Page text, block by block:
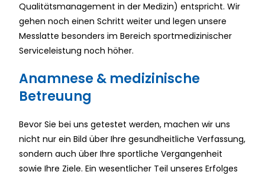
Qualitätsmanagement in der Medizin) entspricht. Wir
gehen noch einen Schritt weiter und legen unsere
Messlatte besonders im Bereich sportmedizinischer
Serviceleistung noch höher.
Anamnese & medizinische
Betreuung
Bevor Sie bei uns getestet werden, machen wir uns
nicht nur ein Bild über Ihre gesundheitliche Verfassung,
sondern auch über Ihre sportliche Vergangenheit
sowie Ihre Ziele. Ein wesentlicher Teil unseres Erfolges